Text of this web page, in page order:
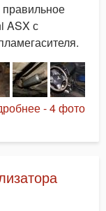
ASX с
- 4 фото